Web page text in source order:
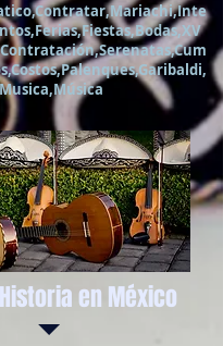
Musica,Música
en México